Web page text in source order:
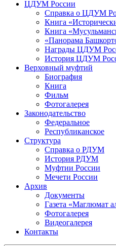
ЦДУМ России
Справка о ЦДУМ
Книга
Книга
«Панорама
Награды ЦДУМ
История ЦДУМ
Верховный муфтий
Биография
Книга
Фильм
Фотогалерея
Законодательство
Федеральное
Республиканское
Структура
Справка о РДУМ
История РДУМ
Муфтии России
Мечети России
Архив
Документы
Газета «Маглюмат
Фотогалерея
Видеогалерея
Контакты